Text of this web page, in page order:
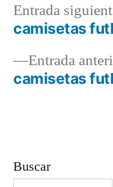
deEntrada
camisetas
Entrada
camisetas
Buscar